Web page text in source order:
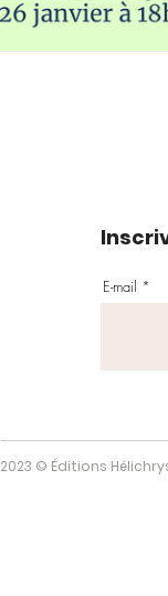
E-mail
2023 © Éditions